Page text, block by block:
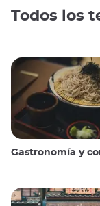
Todos los
Gastronomía y comida